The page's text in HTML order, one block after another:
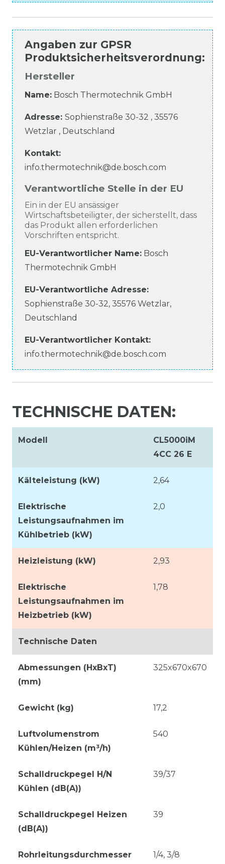
Angaben zur GPSR
Produktsicherheitsverordnung:
Hersteller
Name: Bosch Thermotechnik GmbH
Adresse: Sophienstraße 30-32 , 35576
Wetzlar , Deutschland
Kontakt:
info.thermotechnik@de.bosch.com
Verantwortliche Stelle in der EU
Ein in der EU ansässiger
Wirtschaftsbeteiligter, der sicherstellt, dass
das Produkt allen erforderlichen
Vorschriften entspricht.
EU-Verantwortlicher Name: Bosch
Thermotechnik GmbH
EU-Verantwortliche Adresse:
Sophienstraße 30-32, 35576 Wetzlar,
Deutschland
EU-Verantwortlicher Kontakt:
info.thermotechnik@de.bosch.com
TECHNISCHE DATEN:
Modell
CL5000iM
4CC 26 E
Kälteleistung (kW) 2,64
Elektrische
Leistungsaufnahmen im
Kühlbetrieb (kW)
2,0
Heizleistung (kW) 2,93
Elektrische
Leistungsaufnahmen im
Heizbetrieb (kW)
1,78
Technische Daten
Abmessungen (HxBxT)
(mm)
325x670x670
Gewicht (kg) 17,2
Luftvolumenstrom
Kühlen/Heizen (m³/h)
540
Schalldruckpegel H/N
Kühlen (dB(A))
39/37
Schalldruckpegel Heizen
(dB(A))
39
Rohrleitungsdurchmesser 1/4, 3/8